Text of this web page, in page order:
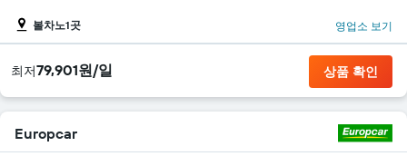
볼차노1곳 영업소 보기
​최저79,901원/일 상품 확인
Europcar